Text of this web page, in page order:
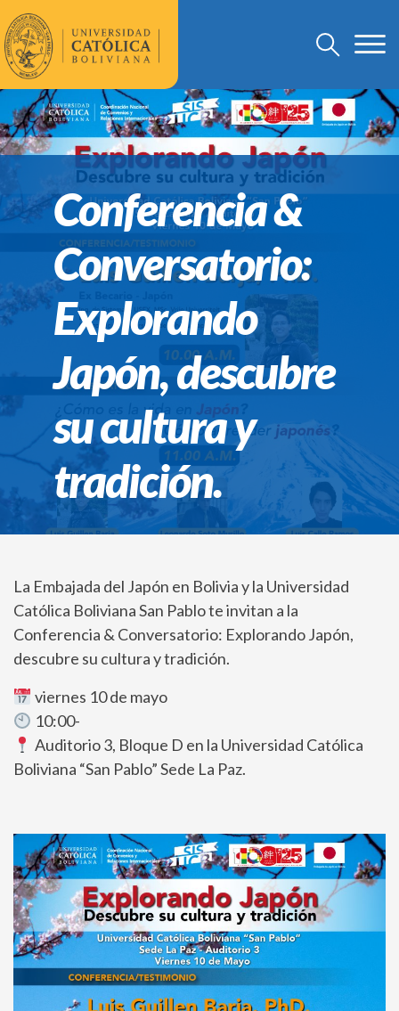
Conferencia &
Conversatorio:
Explorando
Japón, descubre
su cultura y
tradición.
La Embajada del Japón en Bolivia y la Universidad
Católica Boliviana San Pablo te invitan a la
Conferencia & Conversatorio: Explorando Japón,
descubre su cultura y tradición.
viernes 10 de mayo
10:00-
Auditorio 3, Bloque D en la Universidad Católica
Boliviana “San Pablo” Sede La Paz.